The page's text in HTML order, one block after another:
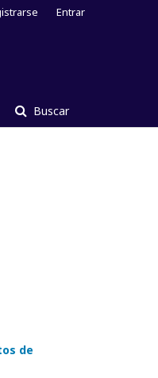
Buscar
Entrar
de